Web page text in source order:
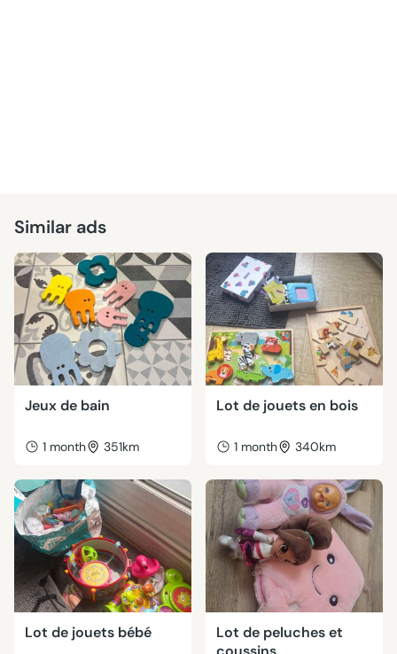
Similar ads
Jeux de bain
1 month 351km
Lot de jouets en bois
1 month 340km
Lot de jouets bébé
Lot de peluches et